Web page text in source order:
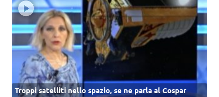
Troppi satelliti nello spazio, se ne parla al Cospar